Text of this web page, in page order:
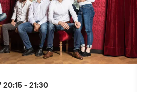
20:15 - 21:30